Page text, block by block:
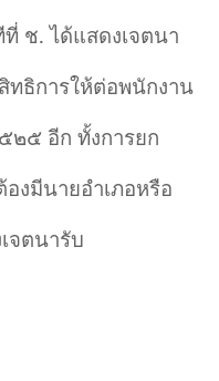
ช. ได้แสดงเจตนา
ทธิการให้ต่อพนักงาน
๒๕ อีก ทั้งการยก
งมีนายอำเภอหรือ
จตนารับ